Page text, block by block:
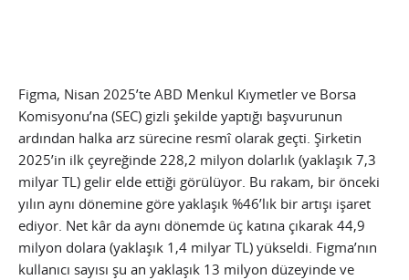
Figma, Nisan 2025’te ABD Menkul Kıymetler ve Borsa
Komisyonu’na (SEC) gizli şekilde yaptığı başvurunun
ardından halka arz sürecine resmî olarak geçti. Şirketin
2025’in ilk çeyreğinde 228,2 milyon dolarlık (yaklaşık 7,3
milyar TL) gelir elde ettiği görülüyor. Bu rakam, bir önceki
yılın aynı dönemine göre yaklaşık %46’lık bir artışı işaret
ediyor. Net kâr da aynı dönemde üç katına çıkarak 44,9
milyon dolara (yaklaşık 1,4 milyar TL) yükseldi. Figma’nın
kullanıcı sayısı şu an yaklaşık 13 milyon düzeyinde ve